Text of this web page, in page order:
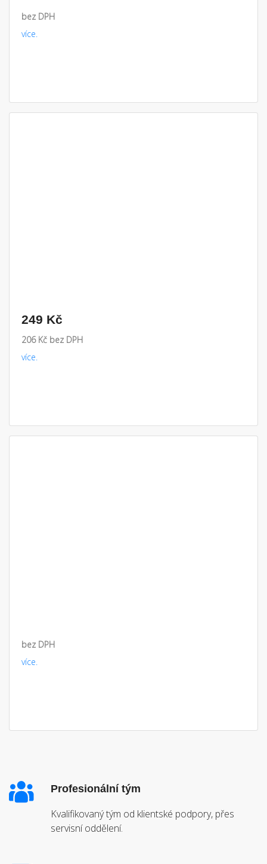
bez DPH
více.
249 Kč
206 Kč bez DPH
více.
bez DPH
více.
Profesionální tým
Kvalifikovaný tým od klientské podpory, přes
servisní oddělení.